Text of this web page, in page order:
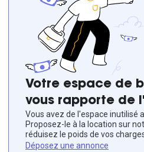
Votre espace de
vous rapporte de
Vous avez de l'espace inutilisé
Proposez-le à la location sur
réduisez le poids de vos
Déposez une annonce